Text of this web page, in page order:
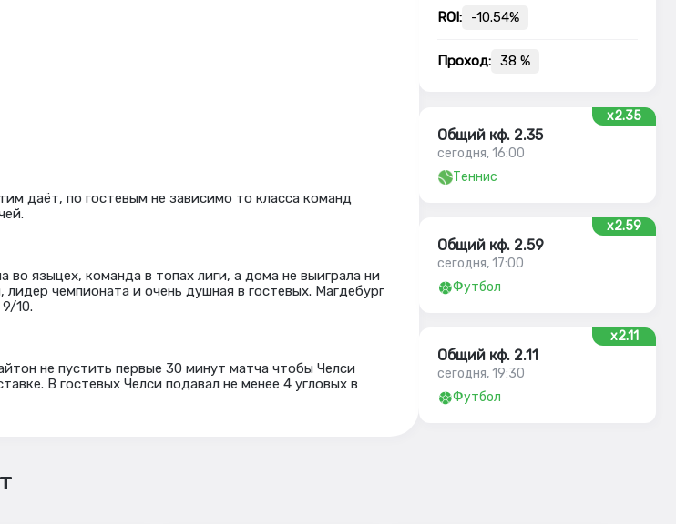
даёт, по гостевым не зависимо то класса команд
во языцех, команда в топах лиги, а дома не выиграла ни
чемпионата и очень душная в гостевых. Магдебург
10.
не пустить первые 30 минут матча чтобы Челси
В гостевых Челси подавал не менее 4 угловых в
ROI: -10.54%
Проход: 38 %
x2.35
Общий кф. 2.35
сегодня, 16:00
Теннис
x2.59
Общий кф. 2.59
сегодня, 17:00
Футбол
x2.11
Общий кф. 2.11
сегодня, 19:30
Футбол